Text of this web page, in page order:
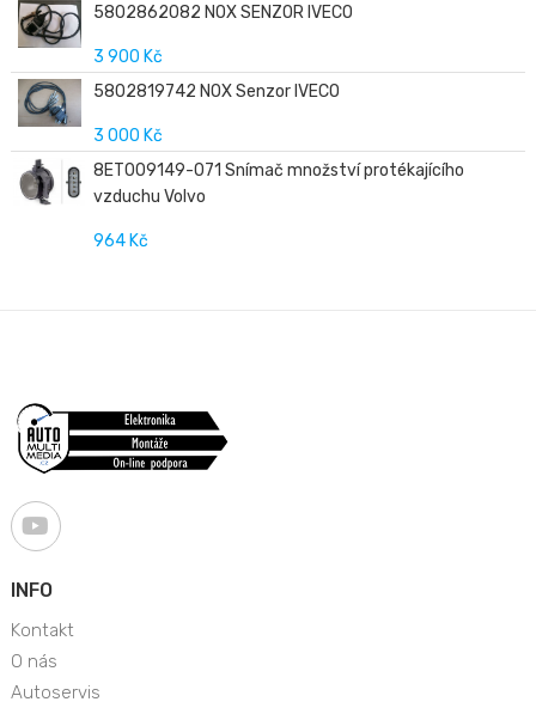
5802862082 NOX SENZOR IVECO
3 900 Kč
5802819742 NOX Senzor IVECO
3 000 Kč
8ET009149-071 Snímač množství protékajícího
vzduchu Volvo
964 Kč
INFO
Kontakt
O nás
Autoservis